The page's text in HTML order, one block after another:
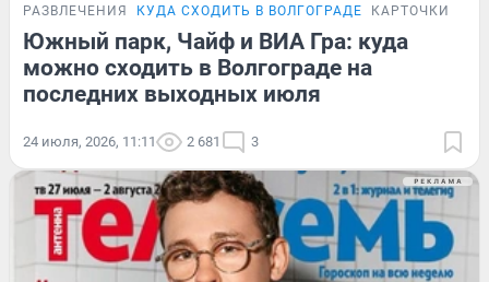
РАЗВЛЕЧЕНИЯ КУДА СХОДИТЬ В ВОЛГОГРАДЕ КАРТОЧКИ
Южный парк, Чайф и ВИА Гра: куда
можно сходить в Волгограде на
последних выходных июля
24 июля, 2026, 11:11 2 681 3